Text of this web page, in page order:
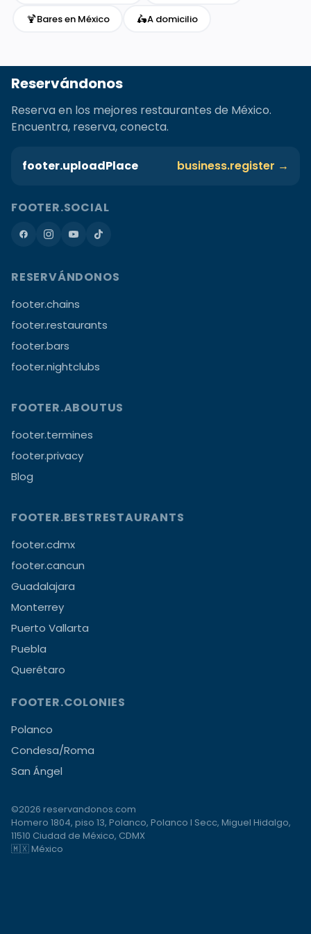
🍹Bares en México 🛵A domicilio
Reservándonos
Reserva en los mejores restaurantes de México.
Encuentra, reserva, conecta.
footer.uploadPlace business.register →
FOOTER.SOCIAL
RESERVÁNDONOS
footer.chains
footer.restaurants
footer.bars
footer.nightclubs
FOOTER.ABOUTUS
footer.termines
footer.privacy
Blog
FOOTER.BESTRESTAURANTS
footer.cdmx
footer.cancun
Guadalajara
Monterrey
Puerto Vallarta
Puebla
Querétaro
FOOTER.COLONIES
Polanco
Condesa/Roma
San Ángel
©2026 reservandonos.com
Homero 1804, piso 13, Polanco, Polanco I Secc, Miguel Hidalgo,
11510 Ciudad de México, CDMX
🇲🇽 México